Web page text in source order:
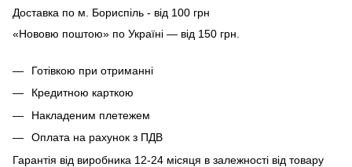
Доставка по м. Бориспіль - від 100 грн
«Нововю поштою» по Україні — від 150 грн.
Готівкою при отриманні
Кредитною карткою
Накладеним плетежем
Оплата на рахунок з ПДВ
Гарантія від виробника 12-24 місяця в залежності від товару